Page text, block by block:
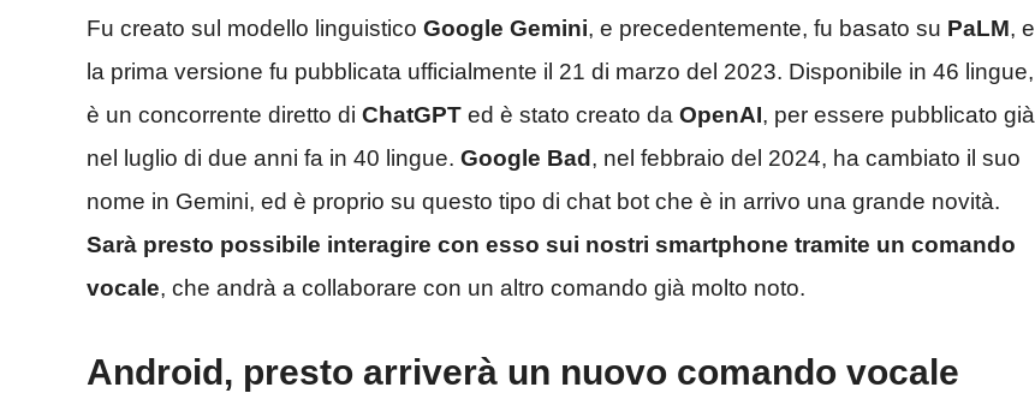
Fu creato sul modello linguistico Google Gemini, e precedentemente, fu basato su PaLM, e
la prima versione fu pubblicata ufficialmente il 21 di marzo del 2023. Disponibile in 46 lingue,
è un concorrente diretto di ChatGPT ed è stato creato da OpenAI, per essere pubblicato già
nel luglio di due anni fa in 40 lingue. Google Bad , nel febbraio del 2024, ha cambiato il suo
nome in Gemini, ed è proprio su questo tipo di chat bot che è in arrivo una grande novità.
Sarà presto possibile interagire con esso sui nostri smartphone tramite un comando
vocale, che andrà a collaborare con un altro comando già molto noto.
Android, presto arriverà un nuovo comando vocale